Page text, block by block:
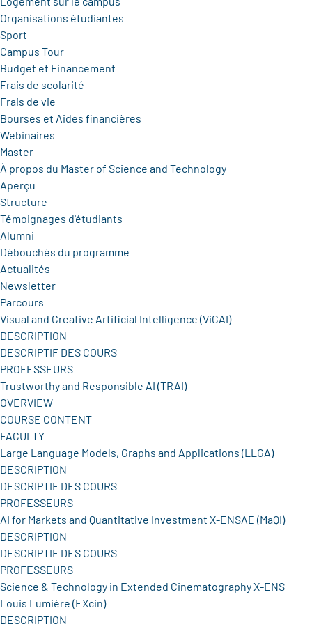
Organisations étudiantes
Sport
Campus Tour
Budget et Financement
Frais de scolarité
Frais de vie
Bourses et Aides financières
Webinaires
Master
À propos du Master of Science and Technology
Aperçu
Structure
Témoignages d'étudiants
Alumni
Débouchés du programme
Actualités
Newsletter
Parcours
Visual and Creative Artificial Intelligence (ViCAI)
DESCRIPTION
DESCRIPTIF DES COURS
PROFESSEURS
Trustworthy and Responsible AI (TRAI)
OVERVIEW
COURSE CONTENT
FACULTY
Large Language Models, Graphs and Applications (LLGA)
DESCRIPTION
DESCRIPTIF DES COURS
PROFESSEURS
AI for Markets and Quantitative Investment X-ENSAE (MaQI)
DESCRIPTION
DESCRIPTIF DES COURS
PROFESSEURS
Science & Technology in Extended Cinematography X-ENS
Louis Lumière (EXcin)
DESCRIPTION